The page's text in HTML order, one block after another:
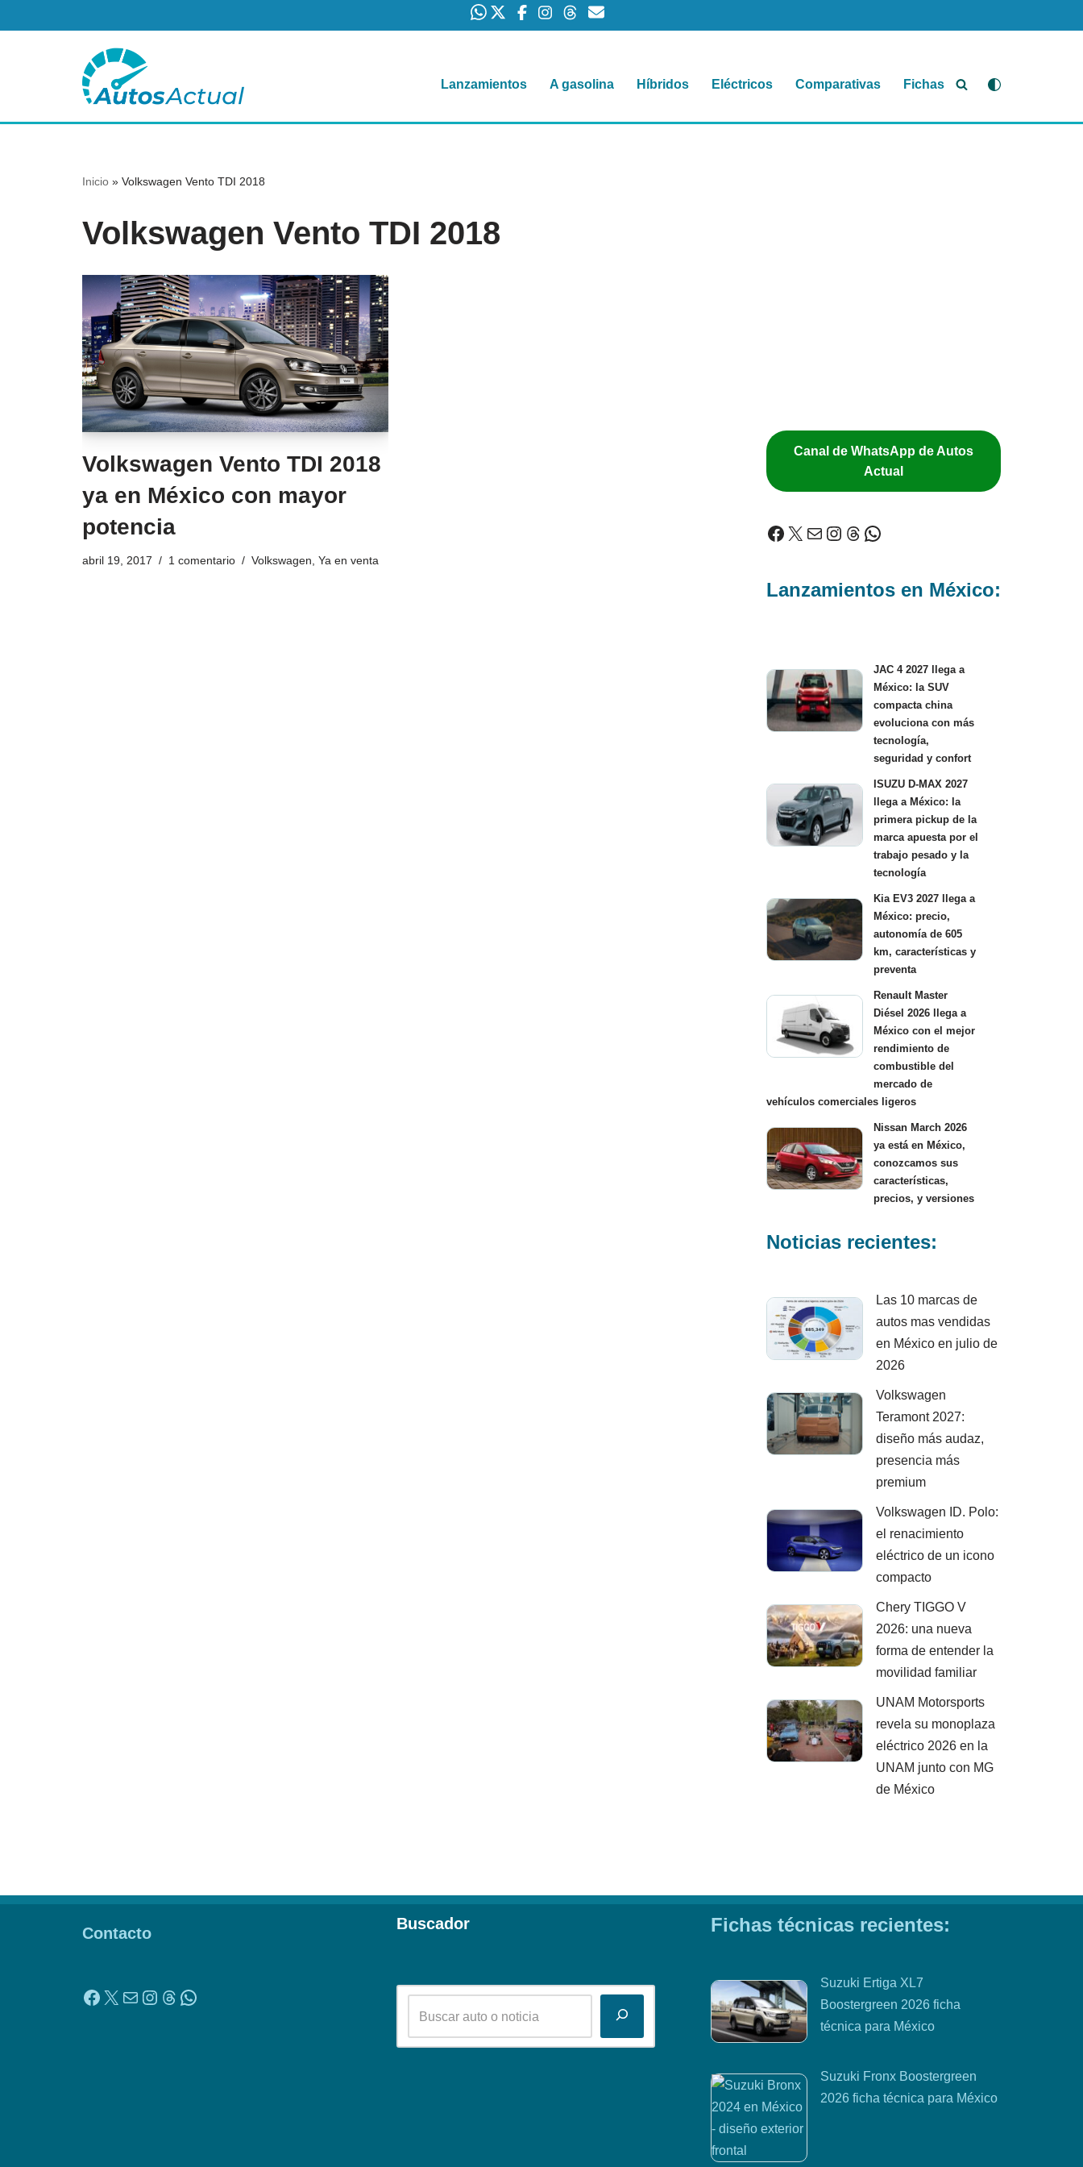
contenido
Lanzamientos A gasolina Híbridos Eléctricos Comparativas Fichas
Inicio » Volkswagen Vento TDI 2018
Volkswagen Vento TDI 2018
Volkswagen Vento TDI 2018
ya en México con mayor
potencia
abril 19, 2017 1 comentario Volkswagen Ya en venta
Canal de WhatsApp de Autos
Actual
Lanzamientos en México:
JAC 4 2027 llega a
México: la SUV
compacta china
evoluciona con más
tecnología,
seguridad y confort
ISUZU D-MAX 2027
llega a México: la
primera pickup de la
marca apuesta por el
trabajo pesado y la
tecnología
Kia EV3 2027 llega a
México: precio,
autonomía de 605
km, características y
preventa
Renault Master
Diésel 2026 llega a
México con el mejor
rendimiento de
combustible del
mercado de
vehículos comerciales ligeros
Nissan March 2026
ya está en México,
conozcamos sus
características,
precios, y versiones
Noticias recientes:
Las 10 marcas de
autos mas vendidas
en México en julio de
2026
Volkswagen
Teramont 2027:
diseño más audaz,
presencia más
premium
Volkswagen ID. Polo:
el renacimiento
eléctrico de un icono
compacto
Chery TIGGO V
2026: una nueva
forma de entender la
movilidad familiar
UNAM Motorsports
revela su monoplaza
eléctrico 2026 en la
UNAM junto con MG
de México
Contacto
Buscador Fichas técnicas recientes:
Suzuki Ertiga XL7
Boostergreen 2026 ficha
técnica para México
Suzuki Fronx Boostergreen
2026 ficha técnica para México